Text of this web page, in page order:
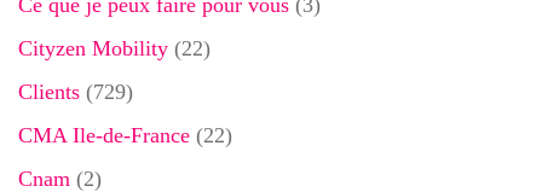
Cityzen Mobility (22)
Clients (729)
CMA Ile-de-France (22)
Cnam (2)